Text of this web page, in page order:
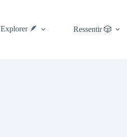
Explorer 🪶 Ressentir 🎲